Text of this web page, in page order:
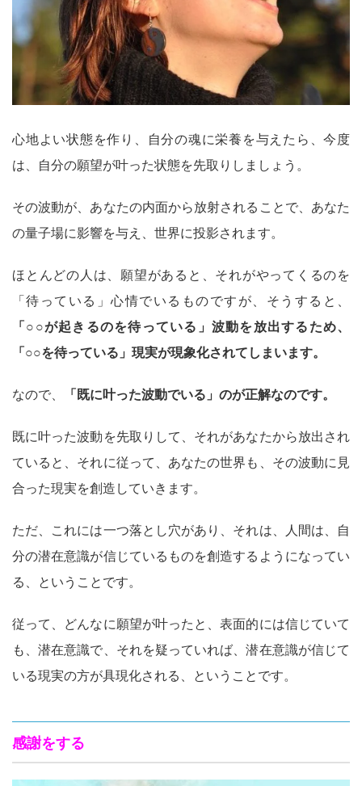
心地よい状態を作り、自分の魂に栄養を与えたら、今度
は、自分の願望が叶った状態を先取りしましょう。
その波動が、あなたの内面から放射されることで、あなた
の量子場に影響を与え、世界に投影されます。
ほとんどの人は、願望があると、それがやってくるのを
「待っている」心情でいるものですが、そうすると、
「○○が起きるのを待っている」波動を放出するため、
「○○を待っている」現実が現象化されてしまいます。
なので、 「既に叶った波動でいる」のが正解なのです。
既に叶った波動を先取りして、それがあなたから放出され
ていると、それに従って、あなたの世界も、その波動に見
合った現実を創造していきます。
ただ、これには一つ落とし穴があり、それは、人間は、自
分の潜在意識が信じているものを創造するようになってい
る、ということです。
従って、どんなに願望が叶ったと、表面的には信じていて
も、潜在意識で、それを疑っていれば、潜在意識が信じて
いる現実の方が具現化される、ということです。
感謝をする